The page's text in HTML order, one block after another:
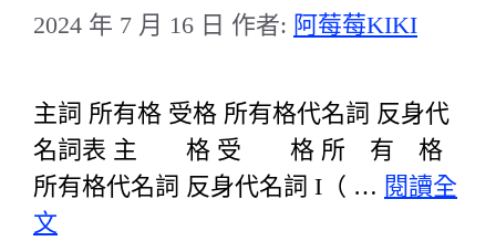
2024 年 7 月 16 日 作者: 阿莓莓KIKI
主詞 所有格 受格 所有格代名詞 反身代
名詞表 主 格 受 格 所 有 格
所有格代名詞 反身代名詞 I（ … 閱讀全
文